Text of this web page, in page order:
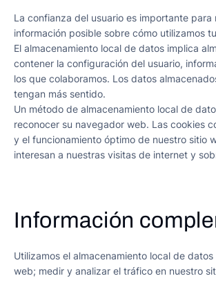
La confianza del usuario es importante
información posible sobre cómo utilizamos
El almacenamiento local de datos implica
contener la configuración del usuario,
los que colaboramos. Los datos
tengan más sentido.
Un método de almacenamiento local de
reconocer su navegador web. Las cookies
y el funcionamiento óptimo de nuestro sitio
interesan a nuestras visitas de internet y
Información
Utilizamos el almacenamiento local de
web; medir y analizar el tráfico en nuestro